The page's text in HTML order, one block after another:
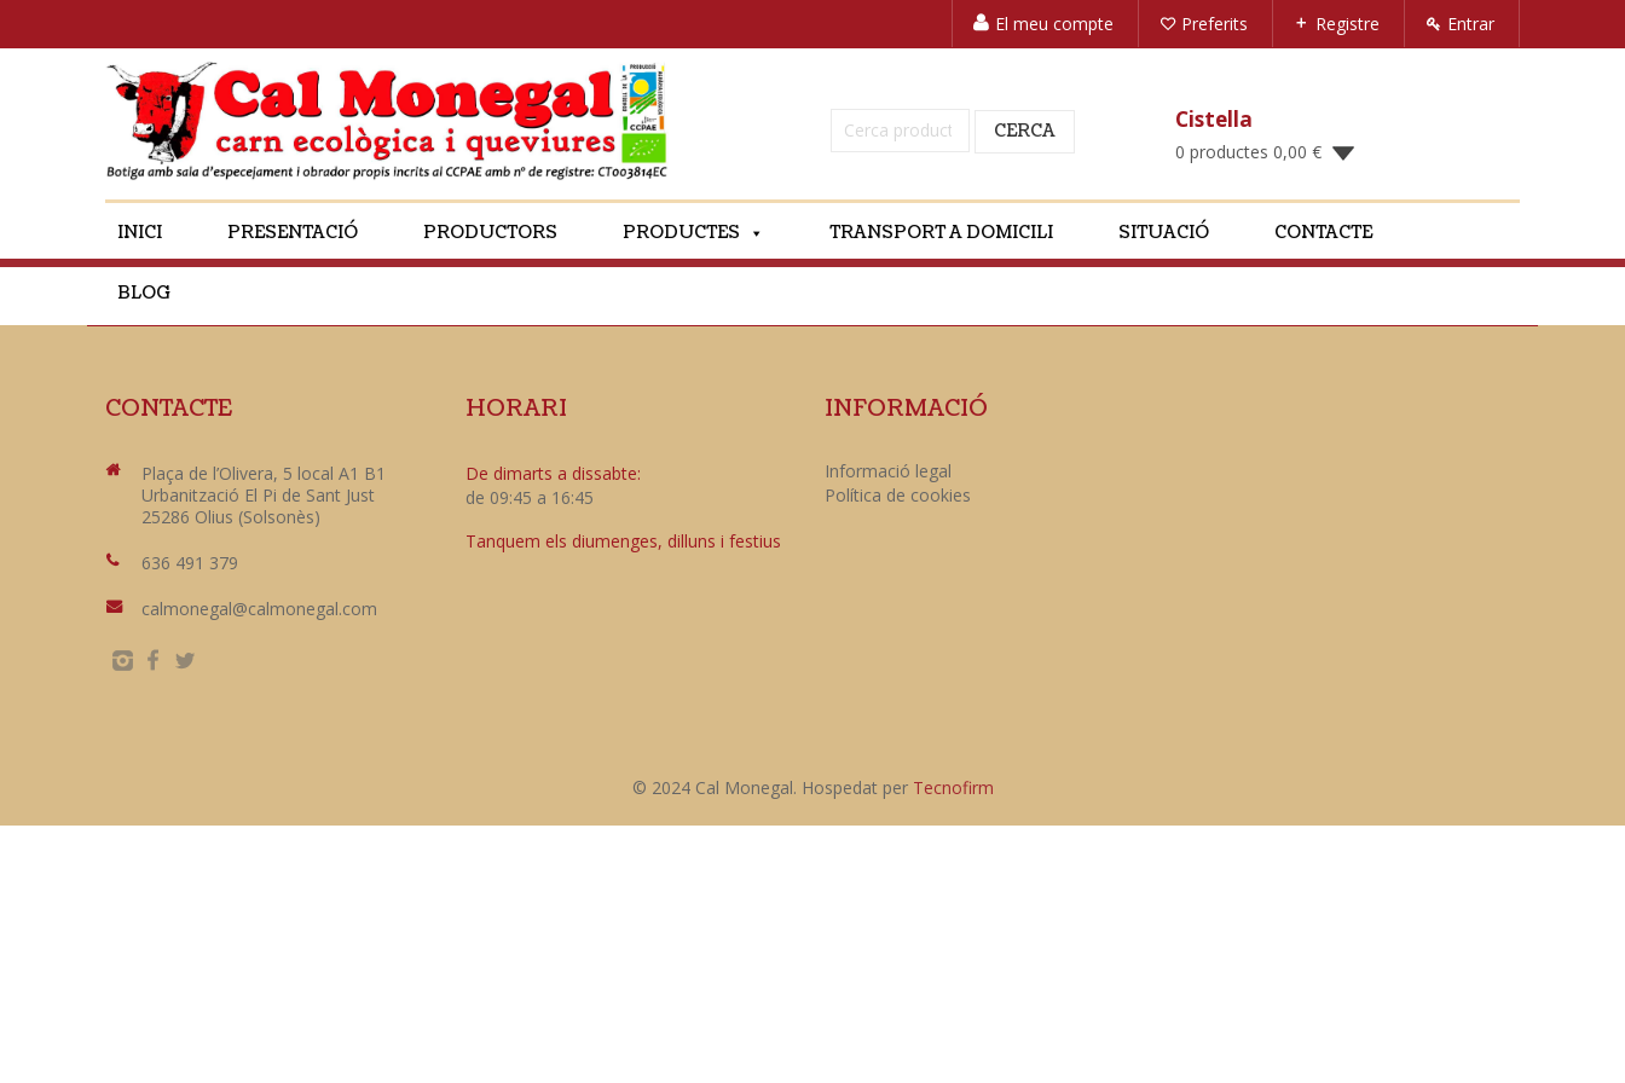
El meu compte Preferits Registre Entrar
Cerca: CERCA Cistella
0 productes 0,00 €
INICI PRESENTACIÓ PRODUCTORS PRODUCTES TRANSPORT A DOMICILI SITUACIÓ CONTACTE
BLOG
CONTACTE
Plaça de l’Olivera, 5 local A1 B1
Urbanització El Pi de Sant Just
25286 Olius (Solsonès)
636 491 379
calmonegal@calmonegal.com
HORARI
De dimarts a dissabte:
de 09:45 a 16:45
Tanquem els diumenges, dilluns i festius
INFORMACIÓ
Informació legal
Política de cookies
© 2024 Cal Monegal. Hospedat per Tecnofirm